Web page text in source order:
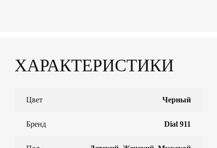
ХАРАКТЕРИСТИКИ
Цвет Черный
Бренд Dial 911